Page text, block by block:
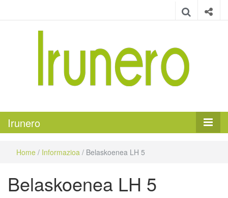
Irunero
Home / Informazioa / Belaskoenea LH 5
Belaskoenea LH 5